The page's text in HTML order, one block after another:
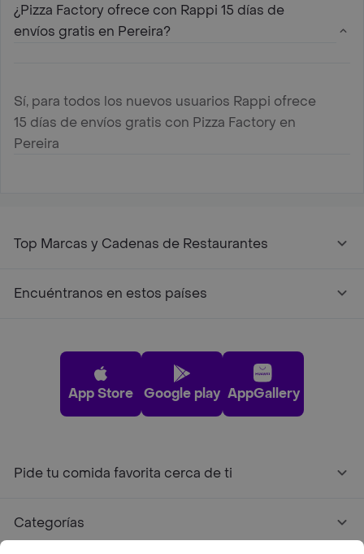
¿Pizza Factory ofrece con Rappi 15 días de
envíos gratis en Pereira?
Sí, para todos los nuevos usuarios Rappi ofrece
15 días de envíos gratis con Pizza Factory en
Pereira
Top Marcas y Cadenas de Restaurantes
Encuéntranos en estos países
App Store Google play AppGallery
Pide tu comida favorita cerca de ti
Categorías